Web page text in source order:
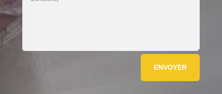
ENVOYER